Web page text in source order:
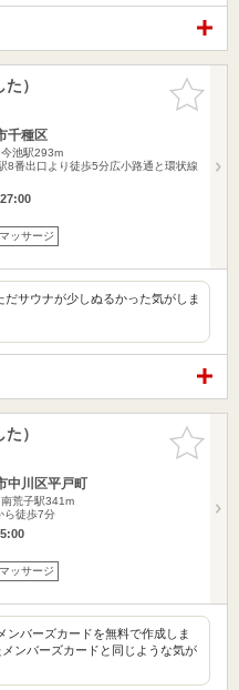
お気に入
りに追加
）
千種区
今池駅293m
8番出口より徒歩5分広小路通と環状線
ッサージ
だサウナが少しぬるかった気がしま
お気に入
りに追加
）
中川区平戸町
南荒子駅341m
ら徒歩7分
ッサージ
ンバーズカードを無料で作成しま
ンバーズカードと同じような気が